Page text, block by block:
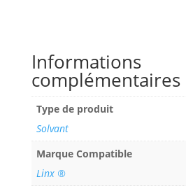
Informations
complémentaires
Type de produit
Solvant
Marque Compatible
Linx ®